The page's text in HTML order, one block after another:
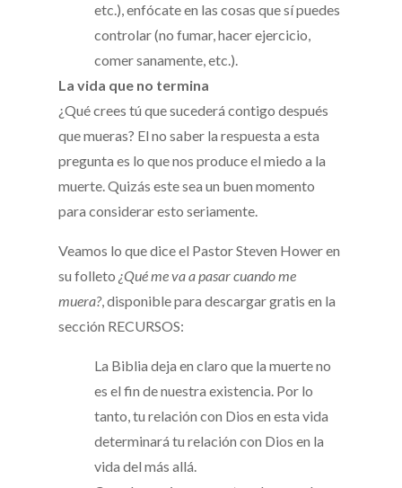
etc.), enfócate en las cosas que sí puedes
controlar (no fumar, hacer ejercicio,
comer sanamente, etc.).
La vida que no termina
¿Qué crees tú que sucederá contigo después
que mueras? El no saber la respuesta a esta
pregunta es lo que nos produce el miedo a la
muerte. Quizás este sea un buen momento
para considerar esto seriamente.
Veamos lo que dice el Pastor Steven Hower en
su folleto ¿Qué me va a pasar cuando me
muera?, disponible para descargar gratis en la
sección RECURSOS:
La Biblia deja en claro que la muerte no
es el fin de nuestra existencia. Por lo
tanto, tu relación con Dios en esta vida
determinará tu relación con Dios en la
vida del más allá.